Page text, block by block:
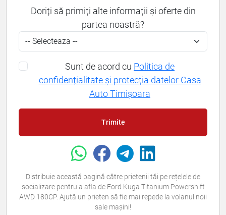
Doriți să primiți alte informații și oferte din
partea noastră?
Sunt de acord cu Politica de
confidențialitate și protecția datelor Casa
Auto Timișoara
Trimite
Distribuie această pagină către prietenii tăi pe rețelele de
socializare pentru a afla de Ford Kuga Titanium Powershift
AWD 180CP. Ajută un prieten să fie mai repede la volanul noii
sale mașini!